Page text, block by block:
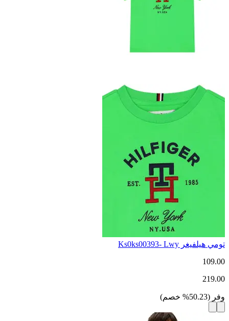
تومي هيلفيغر Ks0ks00393- Lwy
109.00
219.00
وفر (
50.23
% خصم)